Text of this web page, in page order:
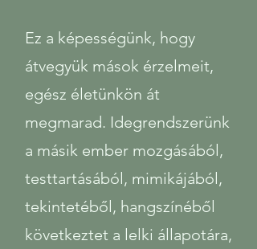
Ez a képességünk, hogy
átvegyük mások érzelmeit,
egész életünkön át
megmarad. Idegrendszerünk
a másik ember mozgásából,
testtartásából, mimikájából,
tekintetéből, hangszínéből
következtet a lelki állapotára,